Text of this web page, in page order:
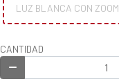
LUZ BLANCA CON ZOOM
CANTIDAD